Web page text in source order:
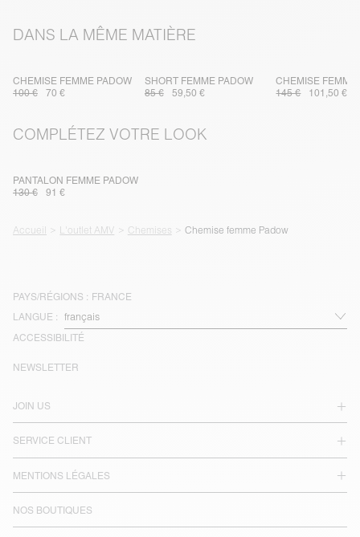
DANS LA MÊME MATIÈRE
CHEMISE FEMME PADOW
100 €
70 €
SHORT FEMME PADOW
85 €
59,50 €
CHEMISE FEMME
145 €
101,50 €
COMPLÉTEZ VOTRE LOOK
PANTALON FEMME PADOW
130 €
91 €
Accueil L'outlet AMV Chemises Chemise femme Padow
PAYS/RÉGIONS : FRANCE
LANGUE :
ACCESSIBILITÉ
JOIN US
SERVICE CLIENT
MENTIONS LÉGALES
NOS BOUTIQUES
NEWSLETTER